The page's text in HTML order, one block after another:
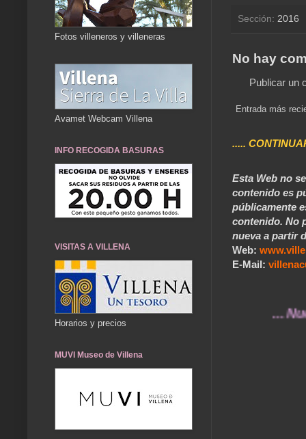
Sección: 2016
No hay
Publicar un
Entrada más
.....
Esta Web no
contenido es
públicamente
contenido. No
nueva a partir
Web:
E-Mail:
... Nuestros
Fotos villeneros y villeneras
Avamet Webcam Villena
INFO RECOGIDA BASURAS
VISITAS A VILLENA
Horarios y precios
MUVI Museo de Villena